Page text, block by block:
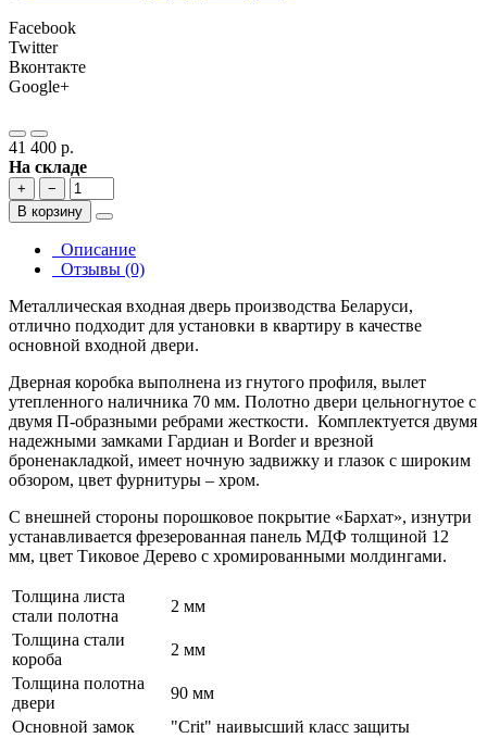
Facebook
Twitter
Вконтакте
Google+
41 400 р.
На складе
+
−
В корзину
Описание
Отзывы (0)
Металлическая входная дверь производства Беларуси,
отлично подходит для установки в квартиру в качестве
основной входной двери.
Дверная коробка выполнена из гнутого профиля, вылет
утепленного наличника 70 мм. Полотно двери цельногнутое с
двумя П-образными ребрами жесткости. Комплектуется двумя
надежными замками Гардиан и Border и врезной
броненакладкой, имеет ночную задвижку и глазок c широким
обзором, цвет фурнитуры – хром.
С внешней стороны порошковое покрытие «Бархат», изнутри
устанавливается фрезерованная панель МДФ толщиной 12
мм, цвет Тиковое Дерево с хромированными молдингами.
Толщина листа
стали полотна
2 мм
Толщина стали
короба
2 мм
Толщина полотна
двери
90 мм
Основной замок
"Crit" наивысший класс защиты